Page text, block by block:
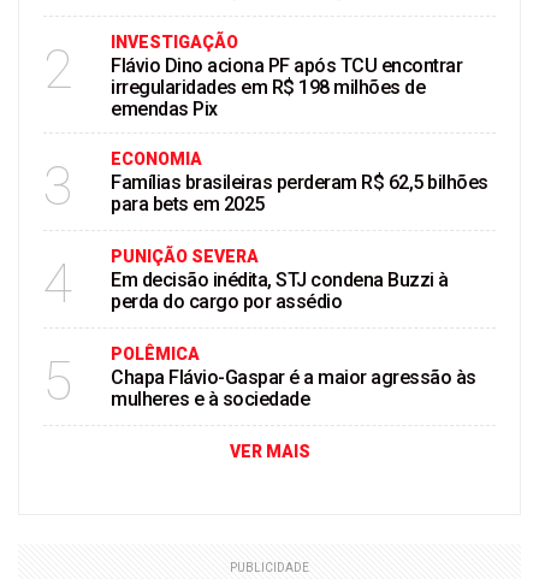
2 INVESTIGAÇÃO
Flávio Dino aciona PF após TCU encontrar
irregularidades em R$ 198 milhões de
emendas Pix
3 ECONOMIA
Famílias brasileiras perderam R$ 62,5 bilhões
para bets em 2025
4 PUNIÇÃO SEVERA
Em decisão inédita, STJ condena Buzzi à
perda do cargo por assédio
5 POLÊMICA
Chapa Flávio-Gaspar é a maior agressão às
mulheres e à sociedade
VER MAIS
PUBLICIDADE